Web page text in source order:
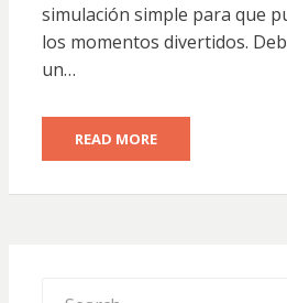
simulación simple para que
los momentos divertidos.
un…
READ MORE